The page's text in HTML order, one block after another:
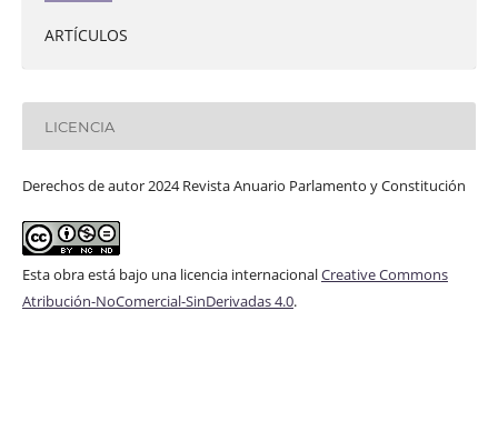
ARTÍCULOS
LICENCIA
Derechos de autor 2024 Revista Anuario Parlamento y Constitución
Esta obra está bajo una licencia internacionalCreative Commons
Atribución-NoComercial-SinDerivadas 4.0.